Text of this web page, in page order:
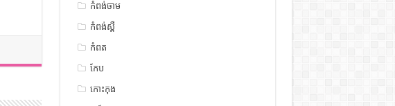
កំពង់ចាម
កំពង់ស្ពឺ
កំពត
កែប
កោះកុង